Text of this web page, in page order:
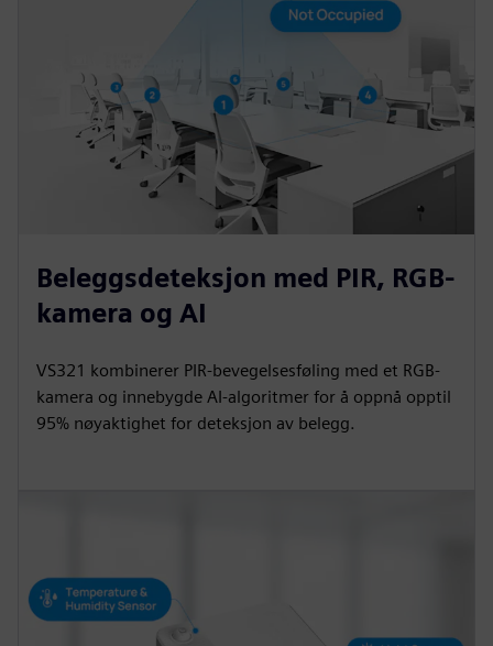
Beleggsdeteksjon med PIR, RGB-
kamera og AI
VS321 kombinerer PIR-bevegelsesføling med et RGB-
kamera og innebygde AI-algoritmer for å oppnå opptil
95% nøyaktighet for deteksjon av belegg.